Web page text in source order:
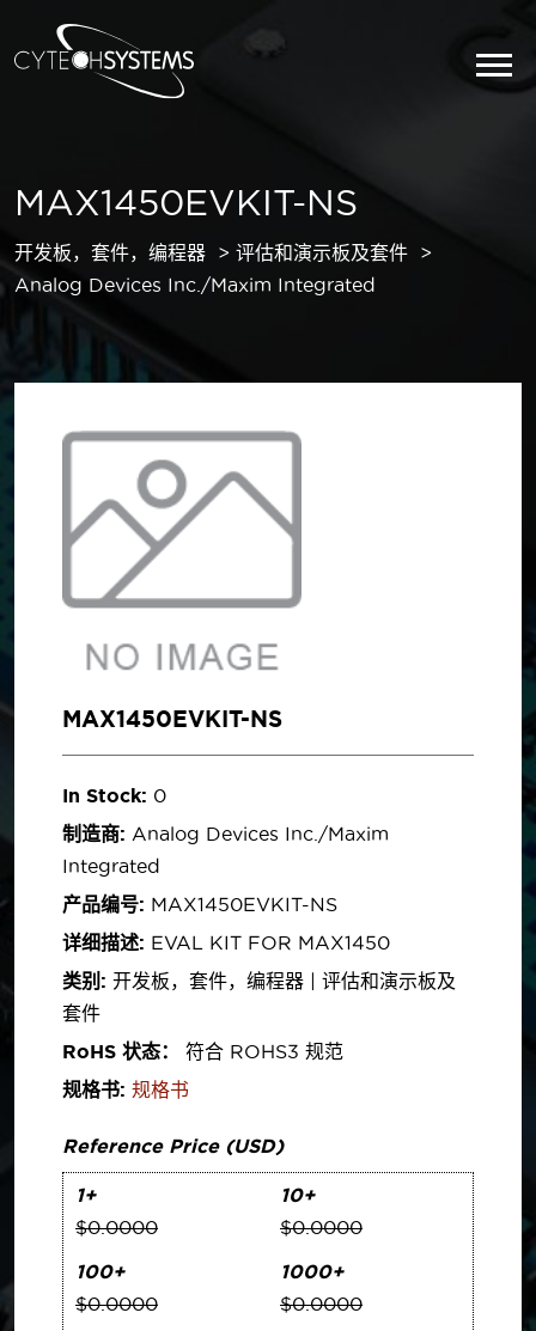
MAX1450EVKIT-NS
开发板，套件，编程器
评估和演示板及套件
Analog Devices Inc./Maxim Integrated
MAX1450EVKIT-NS
In Stock: 0
制造商: Analog Devices Inc./Maxim
Integrated
产品编号: MAX1450EVKIT-NS
详细描述: EVAL KIT FOR MAX1450
类别: 开发板，套件，编程器 | 评估和演示板及
套件
RoHS 状态：
符合 ROHS3 规范
规格书: 规格书
Reference Price (USD)
1+
$0.0000
10+
$0.0000
100+
$0.0000
1000+
$0.0000